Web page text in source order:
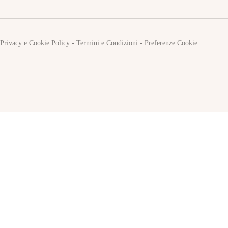
Privacy e Cookie Policy - Termini e Condizioni - Preferenze Cookie